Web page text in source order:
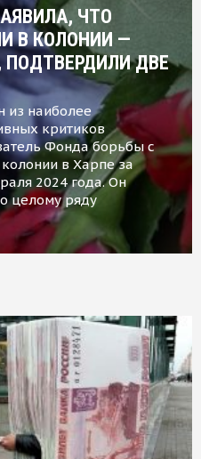
ЧТО
В КОЛОНИИ —
ПОДТВЕРДИЛИ ДВЕ
из наиболее
критиков
Фонда борьбы с
в Харпе за
2024 года. Он
целому ряду